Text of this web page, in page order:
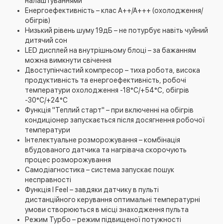
Енергоефективність – клас А++/А+++ (охолодження/
обігрів)
Низький рівень шуму 19дБ – не потурбує навіть чуйний
дитячий сон
LED дисплей на внутрішньому блоці – за бажанням
можна вимкнути свічення
Двоступінчастий компресор – тиха робота, висока
продуктивність та енергоефективність, робочі
температури охолодження -18°С/+54°С, обігрів
-30°С/+24°С
Функція "Теплий старт" – при включенні на обігрів
кондиціонер запускається після досягнення робочої
температури
Інтелектуальне розморожування – комбінація
вбудованого датчика та нагрівача скорочують
процес розморожування
Самодіагностика – система запускає пошук
несправності
Функція I Feel – завдяки датчику в пульті
дистанційного керування оптимальні температурні
умови створюються в місці знаходження пульта
Режим Турбо – режим підвищеної потужності